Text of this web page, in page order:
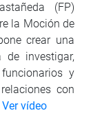
(FP)
la Moción de
crear una
de investigar,
y
con
Ver vídeo